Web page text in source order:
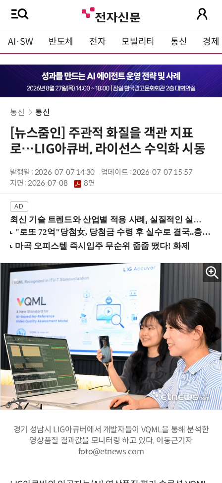
AI·SW 반도체 전자 모빌리티 통신 경제
통신 통신
[뉴스줌인] 주관적 화질을 객관 지표
로…LIG아큐버, 라이선스 수익화 시동
발행일 : 2026-07-07 14:30
업데이트 : 2026-07-07 15:57
지면 :2026-07-08 8면
최신 기술 트렌드와 산업별 적용 사례, 실질적인 실행 전략을 공유 (9/18 양재역)
경기 성남시 LIG아큐버에서 개발자들이 VQML을 통해 분석한
영상품질 결과값을 모니터링 하고 있다. 이동근기자
foto@etnews.com